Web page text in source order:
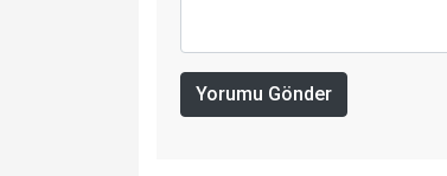
Yorumu Gönder